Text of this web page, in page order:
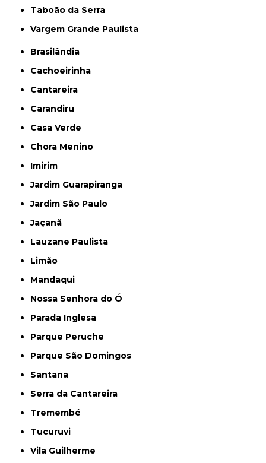
Taboão da Serra
Vargem Grande Paulista
Brasilândia
Cachoeirinha
Cantareira
Carandiru
Casa Verde
Chora Menino
Imirim
Jardim Guarapiranga
Jardim São Paulo
Jaçanã
Lauzane Paulista
Limão
Mandaqui
Nossa Senhora do Ó
Parada Inglesa
Parque Peruche
Parque São Domingos
Santana
Serra da Cantareira
Tremembé
Tucuruvi
Vila Guilherme